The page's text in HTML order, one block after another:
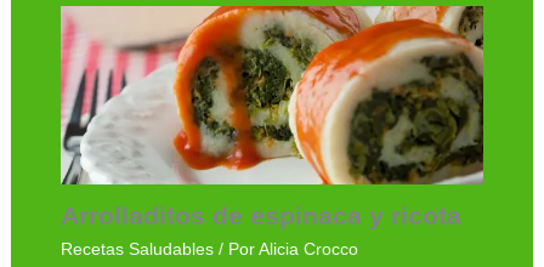
Arrolladitos de espinaca y ricota
Recetas Saludables/ Por Alicia Crocco